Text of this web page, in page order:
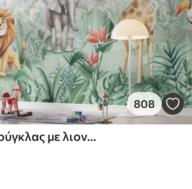
808
Παιδικό σχέδιο ζούγκλας με λιοντάρι, καμηλοπάρδαλη, ελέφαντα και παπαγάλους